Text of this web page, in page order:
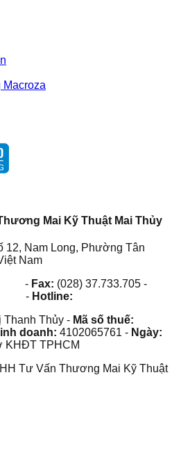
Macroza
Mai Kỹ Thuật Mai Thủy
12, Nam Long, Phường Tân
Nam
- Fax: (028) 37.733.705 -
- Hotline:
Thanh Thủy - Mã số thuế:
doanh: 4102065761 - Ngày:
KHĐT TPHCM
Tư Vấn Thương Mai Kỹ Thuật